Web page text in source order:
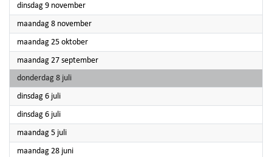
dinsdag 9 november2021
maandag 8 november2021
maandag 25 oktober2021
maandag 27 september2021
donderdag 8 juli2021
dinsdag 6 juli2021
dinsdag 6 juli2021
maandag 5 juli2021
maandag 28 juni2021